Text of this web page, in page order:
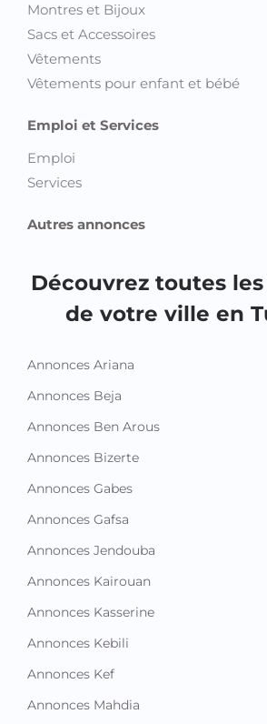
Montres et Bijoux
Sacs et Accessoires
Vêtements
Vêtements pour enfant et bébé
Emploi et Services
Emploi
Services
Autres annonces
Découvrez toutes
de votre ville en
Annonces Ariana
Annonces Beja
Annonces Ben Arous
Annonces Bizerte
Annonces Gabes
Annonces Gafsa
Annonces Jendouba
Annonces Kairouan
Annonces Kasserine
Annonces Kebili
Annonces Kef
Annonces Mahdia